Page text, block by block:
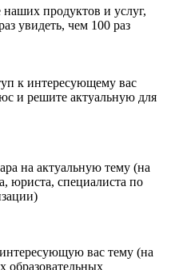
продуктов и услуг,
увидеть, чем 100 раз
к интересующему вас
и решите актуальную для
на актуальную тему (на
юриста, специалиста по
вас тему (на